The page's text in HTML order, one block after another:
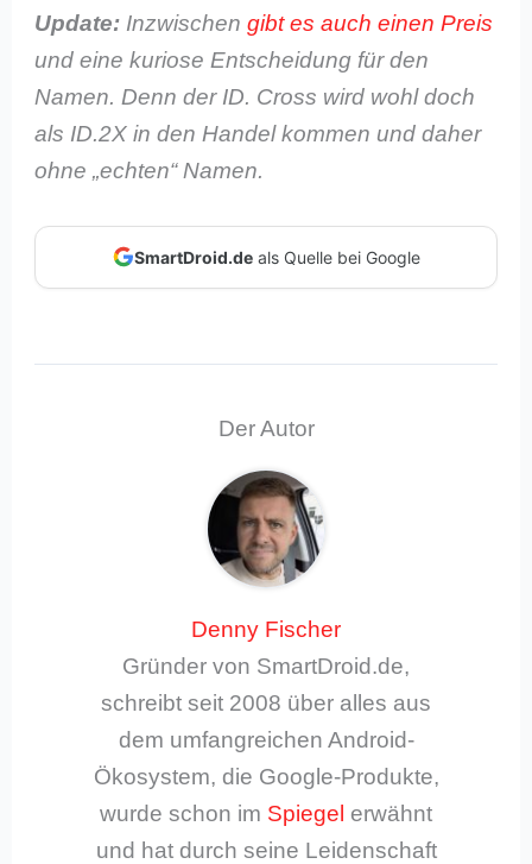
Update: Inzwischengibt es auch einen Preis
und eine kuriose Entscheidung für den
Namen. Denn der ID. Cross wird wohl doch
als ID.2X in den Handel kommen und daher
ohne „echten“ Namen.
SmartDroid.deals Quelle bei Google
Der Autor
Denny Fischer
Gründer von SmartDroid.de,
schreibt seit 2008 über alles aus
dem umfangreichen Android-
Ökosystem, die Google-Produkte,
wurde schon im Spiegel erwähnt
und hat durch seine Leidenschaft